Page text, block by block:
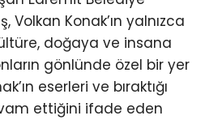
Volkan Konak’ın yalnızca
doğaya ve insana
gönlünde özel bir yer
eserleri ve bıraktığı
ettiğini ifade eden